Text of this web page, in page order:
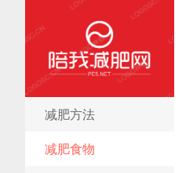
陪我减肥网
减肥方法
减肥食物